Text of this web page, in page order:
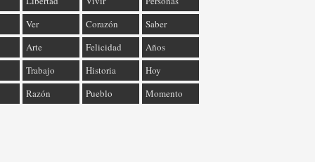
Ver Corazón
Saber
Arte Felicidad
Años
Trabajo Historia
Hoy
Razón Pueblo Momento